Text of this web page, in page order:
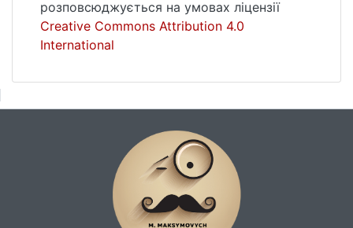
розповсюджується на умовах ліцензії
Creative Commons Attribution 4.0
International